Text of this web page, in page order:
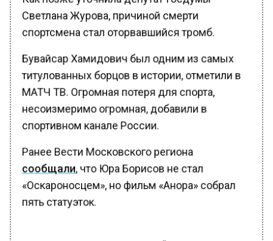
Светлана Журова, причиной смерти
спортсмена стал оторвавшийся тромб.
Бувайсар Хамидович был одним из самых
титулованных борцов в истории, отметили в
МАТЧ ТВ. Огромная потеря для спорта,
несоизмеримо огромная, добавили в
спортивном канале России.
Ранее Вести Московского региона
сообщали, что Юра Борисов не стал
«Оскароносцем», но фильм «Анора» собрал
пять статуэток.